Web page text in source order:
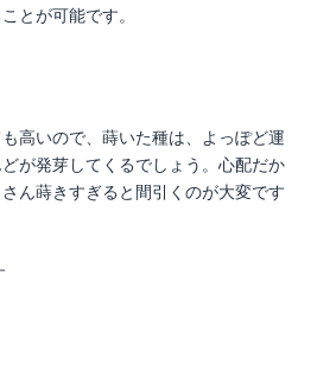
とが可能です。
高いので、蒔いた種は、よっぽど運
が発芽してくるでしょう。心配だか
ん蒔きすぎると間引くのが大変です